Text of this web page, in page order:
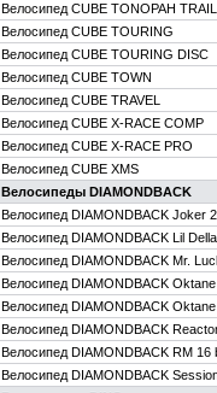
Велосипед CUBE TONOPAH TRAIL
Велосипед CUBE TOURING
Велосипед CUBE TOURING DISC
Велосипед CUBE TOWN
Велосипед CUBE TRAVEL
Велосипед CUBE X-RACE COMP
Велосипед CUBE X-RACE PRO
Велосипед CUBE XMS
Велосипеды DIAMONDBACK
Велосипед DIAMONDBACK Joker
Велосипед DIAMONDBACK Lil
Велосипед DIAMONDBACK Mr.
Велосипед DIAMONDBACK
Велосипед DIAMONDBACK
Велосипед DIAMONDBACK
Велосипед DIAMONDBACK RM 16
Велосипед DIAMONDBACK